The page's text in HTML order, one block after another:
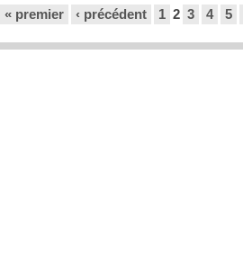
« premier ‹ précédent 1 2 3 4 5